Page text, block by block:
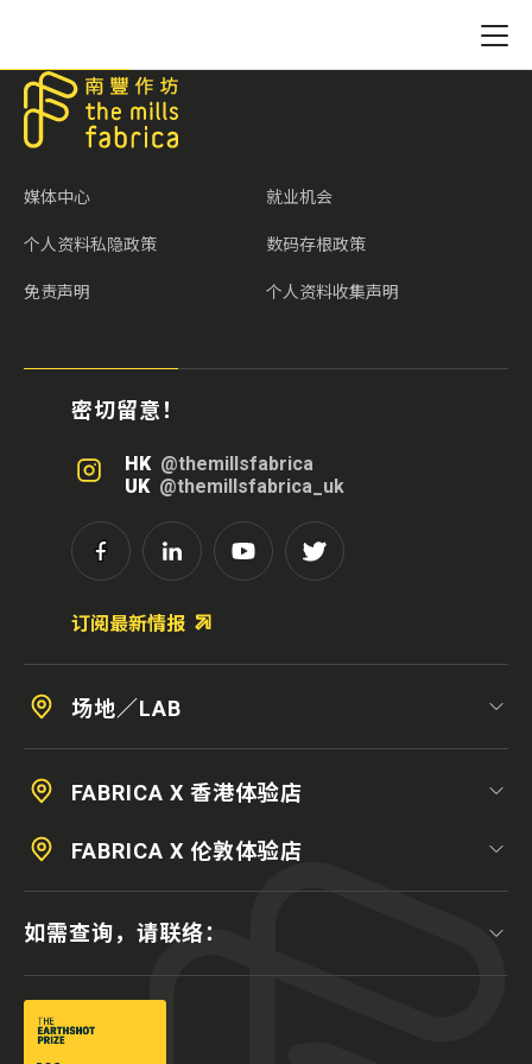
媒体中心 就业机会
个人资料私隐政策 数码存根政策
免责声明 个人资料收集声明
密切留意！
HK @themillsfabrica
UK @themillsfabrica_uk
订阅最新情报
场地／LAB
FABRICA X 香港体验店
FABRICA X 伦敦体验店
如需查询，请联络：